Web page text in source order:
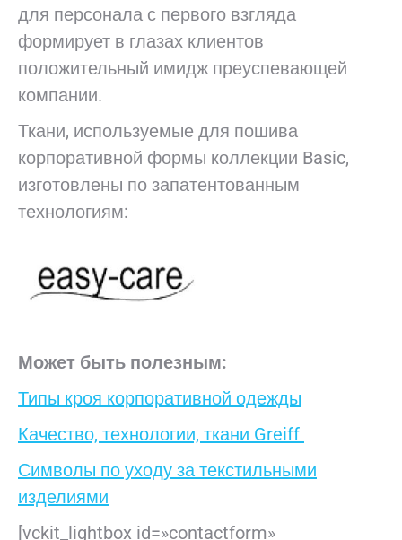
для персонала с первого взгляда
формирует в глазах клиентов
положительный имидж преуспевающей
компании.
Ткани, используемые для пошива
корпоративной формы коллекции Basic,
изготовлены по запатентованным
технологиям:
Может быть полезным:
Типы кроя корпоративной одежды
Качество, технологии, ткани Greiff
Символы по уходу за текстильными
изделиями
[vckit_lightbox id=»contactform»